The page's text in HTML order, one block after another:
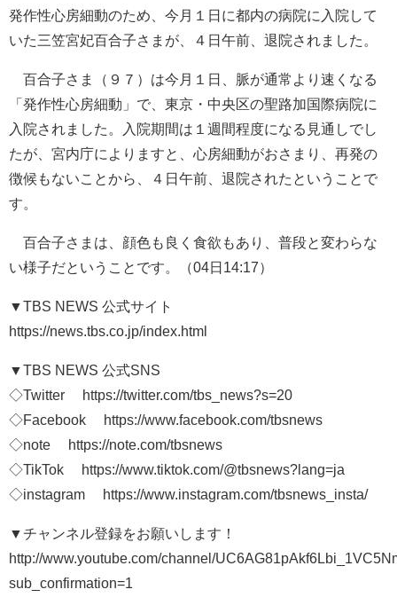
発作性心房細動のため、今月１日に都内の病院に入院して
いた三笠宮妃百合子さまが、４日午前、退院されました。
百合子さま（９７）は今月１日、脈が通常より速くなる
「発作性心房細動」で、東京・中央区の聖路加国際病院に
入院されました。入院期間は１週間程度になる見通しでし
たが、宮内庁によりますと、心房細動がおさまり、再発の
徴候もないことから、４日午前、退院されたということで
す。
百合子さまは、顔色も良く食欲もあり、普段と変わらな
い様子だということです。（04日14:17）
▼TBS NEWS 公式サイト
https://news.tbs.co.jp/index.html
▼TBS NEWS 公式SNS
◇Twitter https://twitter.com/tbs_news?s=20
◇Facebook https://www.facebook.com/tbsnews
◇note https://note.com/tbsnews
◇TikTok https://www.tiktok.com/@tbsnews?lang=ja
◇instagram https://www.instagram.com/tbsnews_insta/
▼チャンネル登録をお願いします！
http://www.youtube.com/channel/
sub_confirmation=1